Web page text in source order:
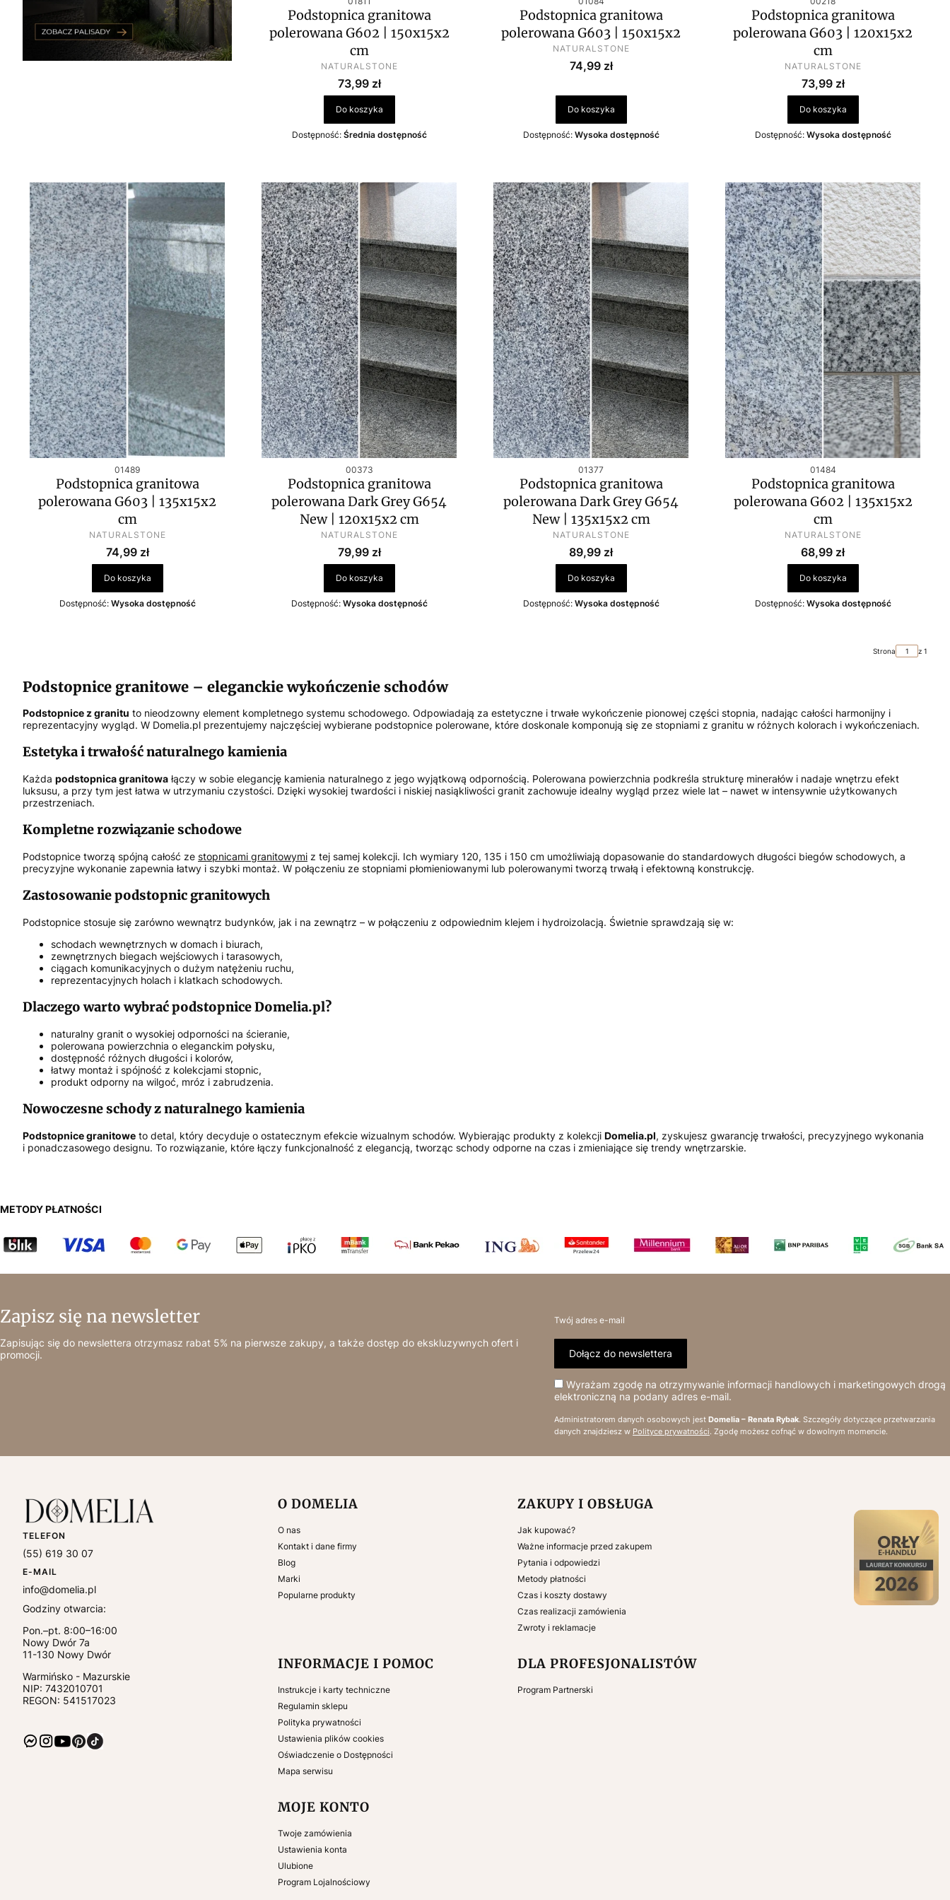
Podstopnica granitowa
polerowana G602 | 150x15x2
cm
PRODUCENT
NATURALSTONE
Cena
73,99 zł
Do koszyka
Dostępność: Średnia dostępność
Podstopnica granitowa
polerowana G603 | 150x15x2
PRODUCENT
NATURALSTONE
Cena
74,99 zł
Do koszyka
Dostępność: Wysoka dostępność
Podstopnica granitowa
polerowana G603 | 120x15x2
cm
PRODUCENT
NATURALSTONE
Cena
73,99 zł
Do koszyka
Dostępność: Wysoka dostępność
Kod produktu
01489
Podstopnica granitowa
polerowana G603 | 135x15x2
cm
PRODUCENT
NATURALSTONE
Cena
74,99 zł
Do koszyka
Dostępność: Wysoka dostępność
Kod produktu
00373
Podstopnica granitowa
polerowana Dark Grey G654
New | 120x15x2 cm
PRODUCENT
NATURALSTONE
Cena
79,99 zł
Do koszyka
Dostępność: Wysoka dostępność
Kod produktu
01377
Podstopnica granitowa
polerowana Dark Grey G654
New | 135x15x2 cm
PRODUCENT
NATURALSTONE
Cena
89,99 zł
Do koszyka
Dostępność: Wysoka dostępność
Kod produktu
01484
Podstopnica granitowa
polerowana G602 | 135x15x2
cm
PRODUCENT
NATURALSTONE
Cena
68,99 zł
Do koszyka
Dostępność: Wysoka dostępność
Strona z 1
Podstopnice granitowe – eleganckie wykończenie schodów
Podstopnice z granitu to nieodzowny element kompletnego systemu schodowego. Odpowiadają za estetyczne i trwałe wykończenie pionowej części stopnia, nadając całości harmonijny i
reprezentacyjny wygląd. W Domelia.pl prezentujemy najczęściej wybierane podstopnice polerowane, które doskonale komponują się ze stopniami z granitu w różnych kolorach i wykończeniach.
Estetyka i trwałość naturalnego kamienia
Każda podstopnica granitowa łączy w sobie elegancję kamienia naturalnego z jego wyjątkową odpornością. Polerowana powierzchnia podkreśla strukturę minerałów i nadaje wnętrzu efekt
luksusu, a przy tym jest łatwa w utrzymaniu czystości. Dzięki wysokiej twardości i niskiej nasiąkliwości granit zachowuje idealny wygląd przez wiele lat – nawet w intensywnie użytkowanych
przestrzeniach.
Kompletne rozwiązanie schodowe
Podstopnice tworzą spójną całość ze stopnicami granitowymi z tej samej kolekcji. Ich wymiary 120, 135 i 150 cm umożliwiają dopasowanie do standardowych długości biegów schodowych, a
precyzyjne wykonanie zapewnia łatwy i szybki montaż. W połączeniu ze stopniami płomieniowanymi lub polerowanymi tworzą trwałą i efektowną konstrukcję.
Zastosowanie podstopnic granitowych
Podstopnice stosuje się zarówno wewnątrz budynków, jak i na zewnątrz – w połączeniu z odpowiednim klejem i hydroizolacją. Świetnie sprawdzają się w:
schodach wewnętrznych w domach i biurach,
zewnętrznych biegach wejściowych i tarasowych,
ciągach komunikacyjnych o dużym natężeniu ruchu,
reprezentacyjnych holach i klatkach schodowych.
Dlaczego warto wybrać podstopnice Domelia.pl?
naturalny granit o wysokiej odporności na ścieranie,
polerowana powierzchnia o eleganckim połysku,
dostępność różnych długości i kolorów,
łatwy montaż i spójność z kolekcjami stopnic,
produkt odporny na wilgoć, mróz i zabrudzenia.
Nowoczesne schody z naturalnego kamienia
Podstopnice granitowe to detal, który decyduje o ostatecznym efekcie wizualnym schodów. Wybierając produkty z kolekcji Domelia.pl, zyskujesz gwarancję trwałości, precyzyjnego wykonania
i ponadczasowego designu. To rozwiązanie, które łączy funkcjonalność z elegancją, tworząc schody odporne na czas i zmieniające się trendy wnętrzarskie.
METODY PŁATNOŚCI
Zapisz się na newsletter
Zapisując się do newslettera otrzymasz rabat 5% na pierwsze zakupy, a także dostęp do ekskluzywnych ofert i
promocji.
Twój adres e-mail
Dołącz do newslettera
Wyrażam zgodę na otrzymywanie informacji handlowych i marketingowych drogą
elektroniczną na podany adres e-mail.
Administratorem danych osobowych jest Domelia – Renata Rybak. Szczegóły dotyczące przetwarzania
danych znajdziesz w Polityce prywatności. Zgodę możesz cofnąć w dowolnym momencie.
TELEFON
(55) 619 30 07
E-MAIL
info@domelia.pl
Godziny otwarcia:
Pon.–pt. 8:00–16:00
Nowy Dwór 7a
11-130 Nowy Dwór
Warmińsko - Mazurskie
NIP: 7432010701
REGON: 541517023
Linki w stopce
O DOMELIA
O nas
Kontakt i dane firmy
Blog
Marki
Popularne produkty
ZAKUPY I OBSŁUGA
Jak kupować?
Ważne informacje przed zakupem
Pytania i odpowiedzi
Metody płatności
Czas i koszty dostawy
Czas realizacji zamówienia
Zwroty i reklamacje
INFORMACJE I POMOC
Instrukcje i karty techniczne
Regulamin sklepu
Polityka prywatności
Ustawienia plików cookies
Oświadczenie o Dostępności
Mapa serwisu
DLA PROFESJONALISTÓW
Program Partnerski
MOJE KONTO
Twoje zamówienia
Ustawienia konta
Ulubione
Program Lojalnościowy